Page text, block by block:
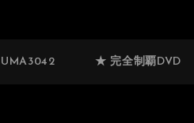
★ 完全制覇DVD